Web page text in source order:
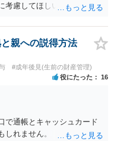
考慮してほしいと思う、亡
てほしい事情に関連して
とは別で提出できます。も
がある場合、「非開示の希
えられます。 ご質問：書
： お姉さんが申立書の「申
分け方に対して意見があれ
立ての理由」のところに、
さんと話合いが出来ない／
ん・お姉さん間の事情やい
かささんから見てそれは違
親への説得方法
#成年後見(生前の財産管理)
役にたった 16
で通帳とキャッシュカード
れません。